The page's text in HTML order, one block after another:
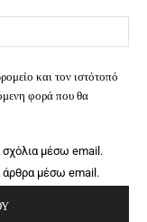
και τον ιστότοπό
φορά που θα
σχόλια μέσω email.
άρθρα μέσω email.